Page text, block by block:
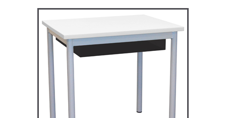
TD4P75 – Dale table 4 pieds
70×50
TABLES SECONDAIRE